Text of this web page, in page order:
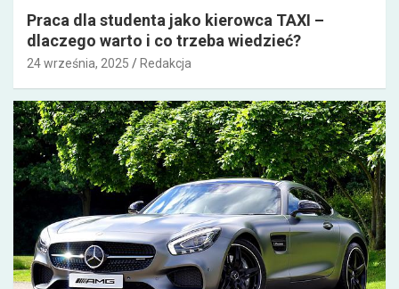
Praca dla studenta jako kierowca TAXI –
dlaczego warto i co trzeba wiedzieć?
24 września, 2025 Redakcja